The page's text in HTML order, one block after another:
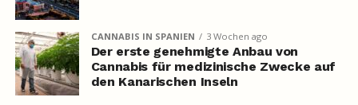
CANNABIS IN SPANIEN 3 Wochen ago
Der erste genehmigte Anbau von
Cannabis für medizinische Zwecke auf
den Kanarischen Inseln